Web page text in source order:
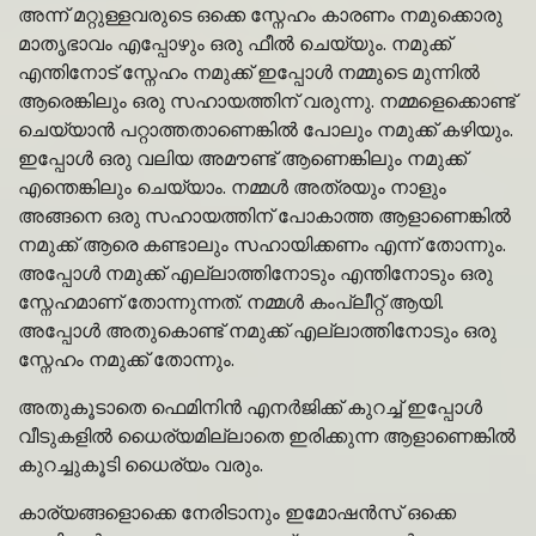
അന്ന് മറ്റുള്ളവരുടെ ഒക്കെ സ്നേഹം കാരണം നമുക്കൊരു
മാതൃഭാവം എപ്പോഴും ഒരു ഫീൽ ചെയ്യും. നമുക്ക്
എന്തിനോട് സ്നേഹം നമുക്ക് ഇപ്പോൾ നമ്മുടെ മുന്നിൽ
ആരെങ്കിലും ഒരു സഹായത്തിന് വരുന്നു. നമ്മളെക്കൊണ്ട്
ചെയ്യാൻ പറ്റാത്തതാണെങ്കിൽ പോലും നമുക്ക് കഴിയും.
ഇപ്പോൾ ഒരു വലിയ അമൗണ്ട് ആണെങ്കിലും നമുക്ക്
എന്തെങ്കിലും ചെയ്യാം. നമ്മൾ അത്രയും നാളും
അങ്ങനെ ഒരു സഹായത്തിന് പോകാത്ത ആളാണെങ്കിൽ
നമുക്ക് ആരെ കണ്ടാലും സഹായിക്കണം എന്ന് തോന്നും.
അപ്പോൾ നമുക്ക് എല്ലാത്തിനോടും എന്തിനോടും ഒരു
സ്നേഹമാണ് തോന്നുന്നത്. നമ്മൾ കംപ്ലീറ്റ് ആയി.
അപ്പോൾ അതുകൊണ്ട് നമുക്ക് എല്ലാത്തിനോടും ഒരു
സ്നേഹം നമുക്ക് തോന്നും.
അതുകൂടാതെ ഫെമിനിൻ എനർജിക്ക് കുറച്ച് ഇപ്പോൾ
വീടുകളിൽ ധൈര്യമില്ലാതെ ഇരിക്കുന്ന ആളാണെങ്കിൽ
കുറച്ചുകൂടി ധൈര്യം വരും.
കാര്യങ്ങളൊക്കെ നേരിടാനും ഇമോഷൻസ് ഒക്കെ